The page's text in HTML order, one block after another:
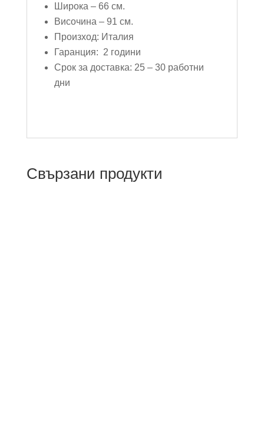
Широка – 66 см.
Височина – 91 см.
Произход: Италия
Гаранция: 2 години
Срок за доставка: 25 – 30 работни
дни
Свързани продукти